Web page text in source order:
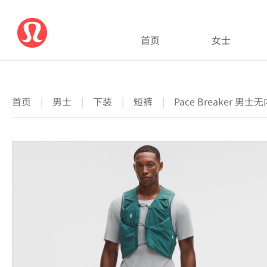
首页 女士
首页 | 男士 | 下装 | 短裤 | Pace Breaker 男士